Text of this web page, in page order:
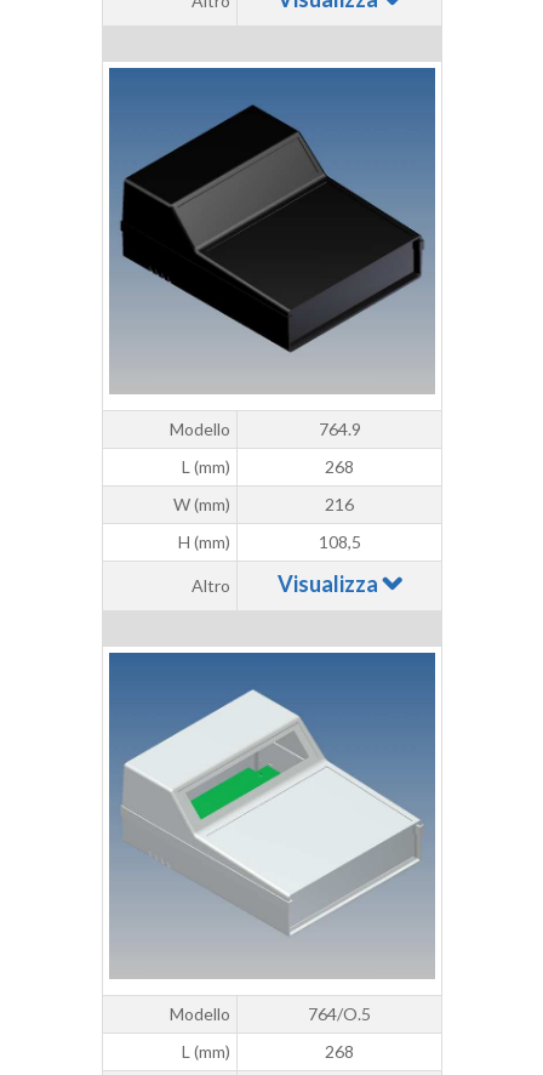
Modello
764.9
L (mm)
268
W (mm)
216
H (mm)
108,5
Altro Visualizza
Modello
764/O.5
L (mm)
268